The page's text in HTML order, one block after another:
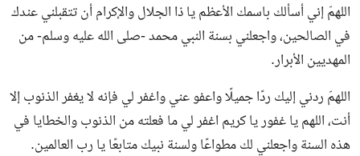
اللهمّ إني أسألك باسمك الأعظم يا ذا الجلال والإكرام أن تتقبلني عندك
في الصالحين، واجعلني بسنة النبي محمد -صلى الله عليه وسلم- من
المهديين الأبرار.
اللهمّ ردني إليك ردًا جميلًا واعفو عني واغفر لي فإنه لا يغفر الذنوب إلا
أنت، اللهم يا غفور يا كريم اغفر لي ما فعلته من الذنوب والخطايا في
هذه السنة واجعلني لك مطواعًا ولسنة نبيك متابعًا يا رب العالمين.